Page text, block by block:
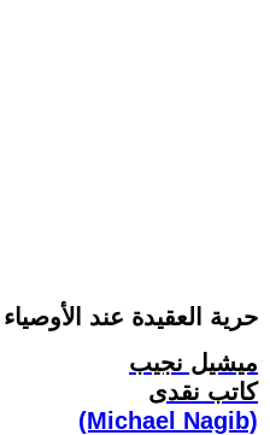
حرية العقيدة عند الأوصياء
ميشيل نجيب
كاتب نقدى
(Michael Nagib)